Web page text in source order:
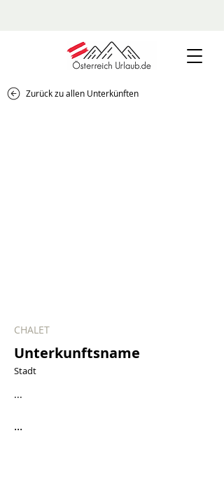
Zurück zu allen Unterkünften
CHALET
Unterkunftsname
Stadt
...
...